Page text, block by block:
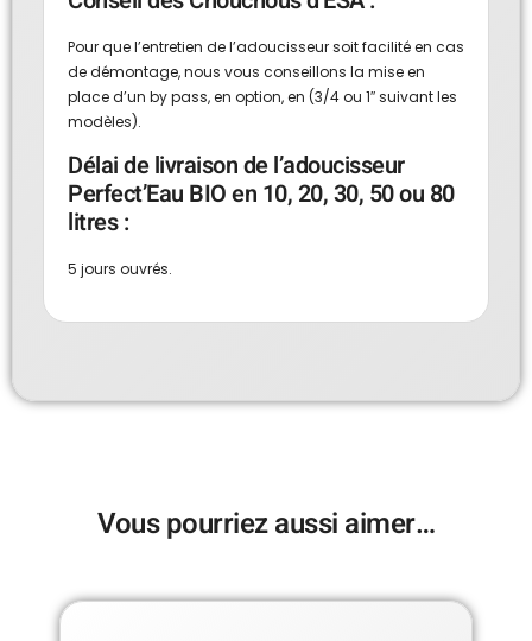
Pour que l’entretien de l’adoucisseur soit facilité en cas
de démontage, nous vous conseillons la mise en
place d’un by pass, en option, en (3/4 ou 1″ suivant les
modèles).
Délai de livraison de l’adoucisseur
Perfect’Eau BIO en 10, 20, 30, 50 ou 80
litres :
5 jours ouvrés.
Vous pourriez aussi aimer…